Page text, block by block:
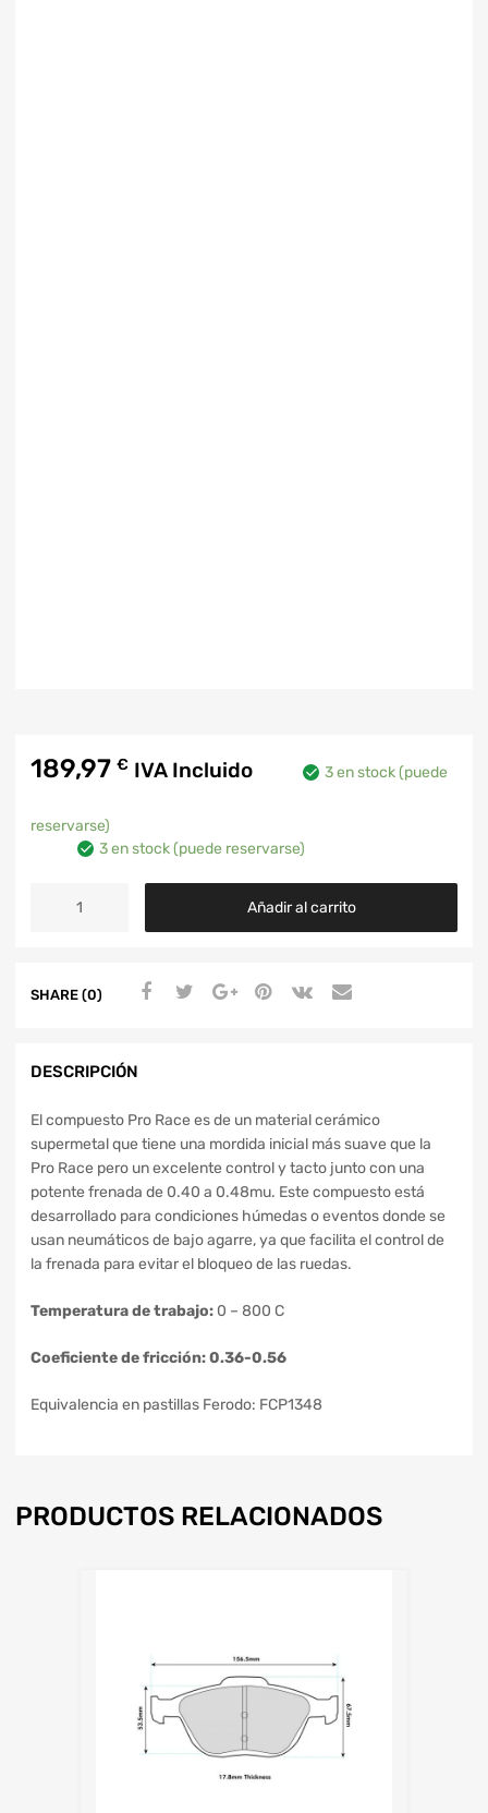
189,97 € IVA Incluido 3 en stock (puede
reservarse)
3 en stock (puede reservarse)
Añadir al carrito
SHARE (0)
DESCRIPCIÓN
El compuesto Pro Race es de un material cerámico
supermetal que tiene una mordida inicial más suave que la
Pro Race pero un excelente control y tacto junto con una
potente frenada de 0.40 a 0.48mu. Este compuesto está
desarrollado para condiciones húmedas o eventos donde se
usan neumáticos de bajo agarre, ya que facilita el control de
la frenada para evitar el bloqueo de las ruedas.
Temperatura de trabajo: 0 – 800 C
Coeficiente de fricción: 0.36-0.56
Equivalencia en pastillas Ferodo: FCP1348
PRODUCTOS RELACIONADOS